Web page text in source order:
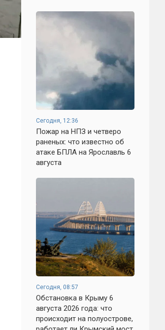
Сегодня, 12:36
Пожар на НПЗ и четверо
раненых: что известно об
атаке БПЛА на Ярославль 6
августа
Сегодня, 08:57
Обстановка в Крыму 6
августа 2026 года: что
происходит на полуострове,